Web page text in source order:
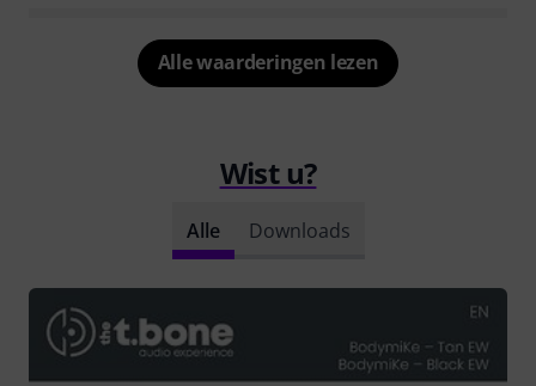
Alle waarderingen lezen
Wist u?
Alle Downloads